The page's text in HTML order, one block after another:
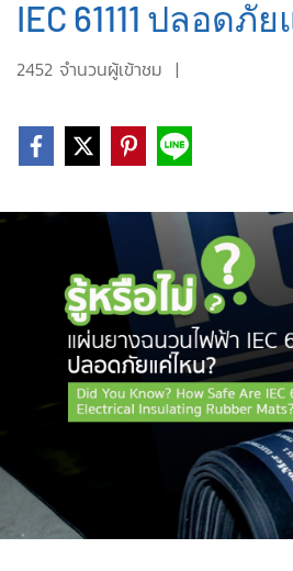
IEC 61111 ปลอดภั
2452 จำนวนผู้เข้าชม |